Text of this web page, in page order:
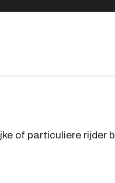
of particuliere rijder